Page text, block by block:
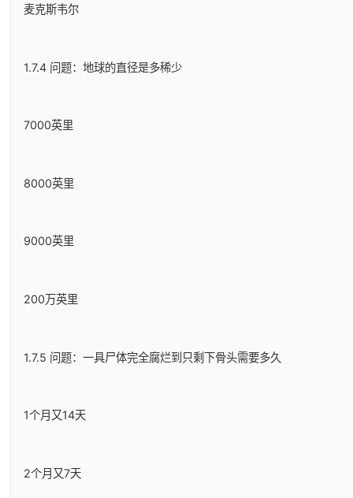
麦克斯韦尔
1.7.4 问题：地球的直径是多稀少
7000英里
8000英里
9000英里
200万英里
1.7.5 问题：一具尸体完全腐烂到只剩下骨头需要多久
1个月又14天
2个月又7天